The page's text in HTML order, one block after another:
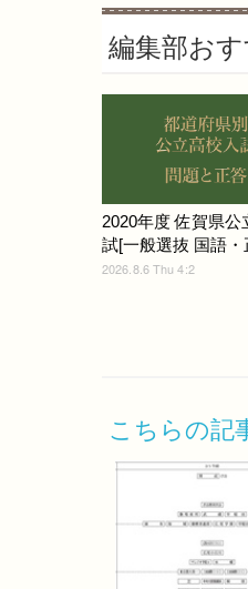
編集部お
2020年度 佐賀県公
試[一般選抜 国語・
2026.8.6 Thu 4:2
こちらの記